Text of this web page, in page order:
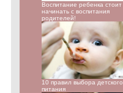
Воспитание ребенка стоит
начинать с воспитания
родителей!
10 правил выбора детского
питания